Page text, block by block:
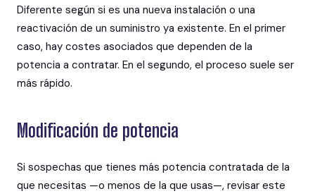
Diferente según si es una nueva instalación o una
reactivación de un suministro ya existente. En el primer
caso, hay costes asociados que dependen de la
potencia a contratar. En el segundo, el proceso suele ser
más rápido.
Modificación de potencia
Si sospechas que tienes más potencia contratada de la
que necesitas —o menos de la que usas—, revisar este